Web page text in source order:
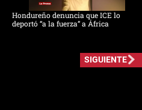
Hondureño denuncia que ICE lo
deportó “a la fuerza” a África
SIGUIENTE